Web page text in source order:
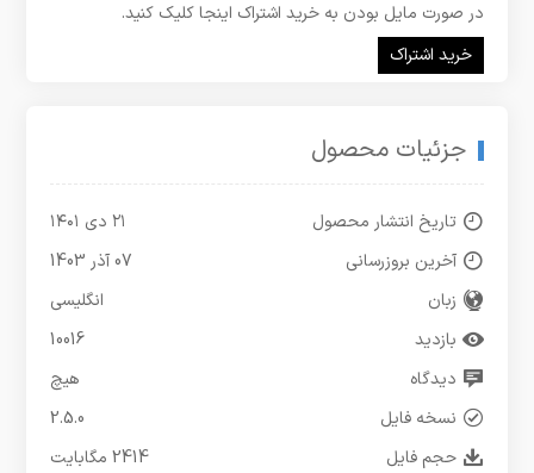
در صورت مایل بودن به خرید اشتراک اینجا کلیک کنید.
خرید اشتراک
جزئیات محصول
تاریخ انتشار محصول
۲۱ دی ۱۴۰۱
آخرین بروزرسانی
07 آذر 1403
زبان
انگلیسی
بازدید
10016
دیدگاه
هیچ
نسخه فایل
2.5.0
حجم فایل
2414 مگابایت